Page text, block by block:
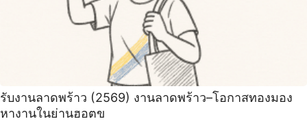
รับงานลาดพร้าว (2569) งานลาดพร้าว–โอกาสทองมอง
หางานในย่านฮอตข